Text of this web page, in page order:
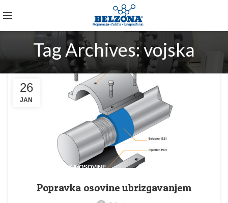
Tag Archives: vojska
26
JAN
POPRAVKA OSOVINE
Popravka osovine ubrizgavanjem